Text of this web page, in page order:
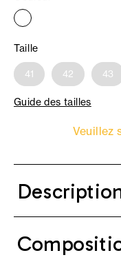
Taille
41 42 43
Guide des tailles
Veuillez